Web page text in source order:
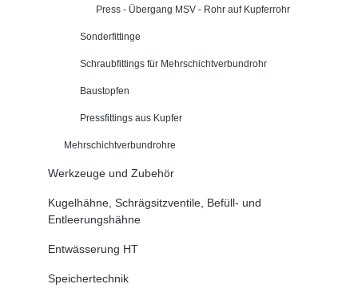
Press - Übergang MSV - Rohr auf Kupferrohr
Sonderfittinge
Schraubfittings für Mehrschichtverbundrohr
Baustopfen
Pressfittings aus Kupfer
Mehrschichtverbundrohre
Werkzeuge und Zubehör
Kugelhähne, Schrägsitzventile, Befüll- und
Entleerungshähne
Entwässerung HT
Speichertechnik